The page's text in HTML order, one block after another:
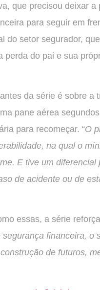
que precisou deixar
para seguir em
do setor segurador,
perda do pai e sua
da série é sobre a
pane aérea
para recomeçar. “O
na qual o
E tive um
de acidente ou de
essas, a série
segurança financeira,
de futuros,